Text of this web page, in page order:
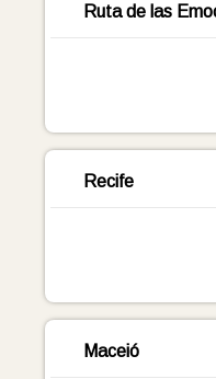
Ruta de las
Recife
Maceió